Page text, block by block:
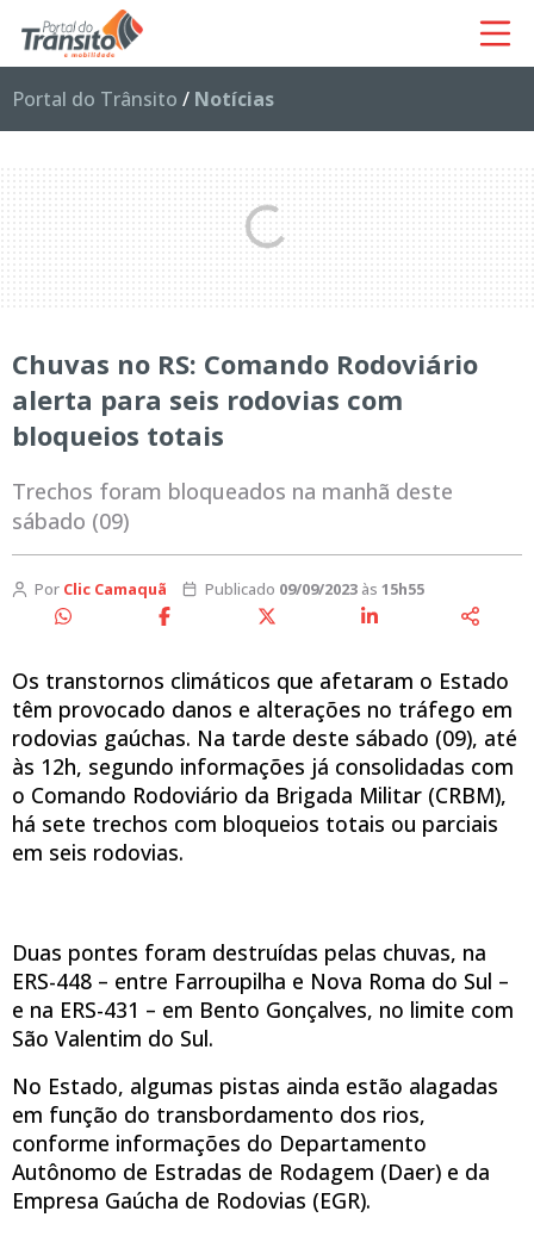
Portal do Trânsito / Notícias
Chuvas no RS: Comando Rodoviário
alerta para seis rodovias com
bloqueios totais
Trechos foram bloqueados na manhã deste
sábado (09)
Por Clic Camaquã Publicado 09/09/2023às 15h55
Os transtornos climáticos que afetaram o Estado
têm provocado danos e alterações no tráfego em
rodovias gaúchas. Na tarde deste sábado (09), até
às 12h, segundo informações já consolidadas com
o Comando Rodoviário da Brigada Militar (CRBM),
há sete trechos com bloqueios totais ou parciais
em seis rodovias.
Duas pontes foram destruídas pelas chuvas, na
ERS-448 – entre Farroupilha e Nova Roma do Sul –
e na ERS-431 – em Bento Gonçalves, no limite com
São Valentim do Sul.
No Estado, algumas pistas ainda estão alagadas
em função do transbordamento dos rios,
conforme informações do Departamento
Autônomo de Estradas de Rodagem (Daer) e da
Empresa Gaúcha de Rodovias (EGR).